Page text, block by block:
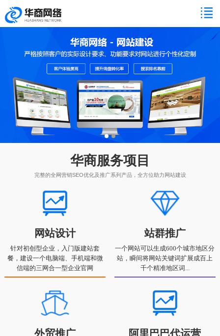
华商服务项目
完整的全网营销SEO优化及推广系列产品，全方位助力网站建设
网站设计
针对初创型企业，入门版建站套
餐，建设一个电脑端、手机端和微
信端的三网合一型企业官网
站群推广
一个网站可以生成600个城市地区分
站，瞬间将网站关键词扩展成百上
千个精准地区词...
外贸推广 阿里巴巴代运营